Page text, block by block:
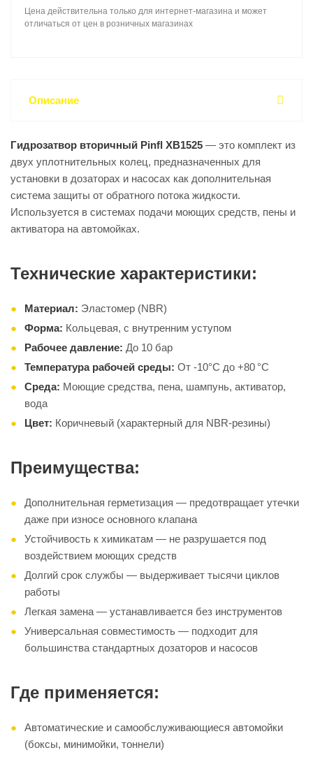
Цена действительна только для интернет-магазина и может
отличаться от цен в розничных магазинах
Описание
Гидрозатвор вторичный Pinfl XB1525 — это комплект из
двух уплотнительных колец, предназначенных для
установки в дозаторах и насосах как дополнительная
система защиты от обратного потока жидкости.
Используется в системах подачи моющих средств, пены и
активатора на автомойках.
Технические характеристики:
Материал: Эластомер (NBR)
Форма: Кольцевая, с внутренним уступом
Рабочее давление: До 10 бар
Температура рабочей среды: От -10°C до +80 °C
Среда: Моющие средства, пена, шампунь, активатор,
вода
Цвет: Коричневый (характерный для NBR-резины)
Преимущества:
Дополнительная герметизация — предотвращает утечки
даже при износе основного клапана
Устойчивость к химикатам — не разрушается под
воздействием моющих средств
Долгий срок службы — выдерживает тысячи циклов
работы
Легкая замена — устанавливается без инструментов
Универсальная совместимость — подходит для
большинства стандартных дозаторов и насосов
Где применяется:
Автоматические и самообслуживающиеся автомойки
(боксы, минимойки, тоннели)